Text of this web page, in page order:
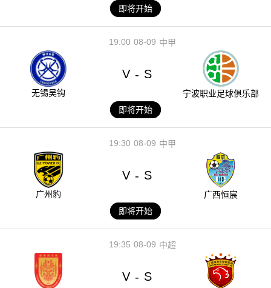
即将开始
08-09
19:00 中甲
无锡吴钩
V - S
宁波职业足球俱乐部
即将开始
08-09
19:30 中甲
广州豹
V - S
广西恒宸
即将开始
08-09
19:35 中超
V - S